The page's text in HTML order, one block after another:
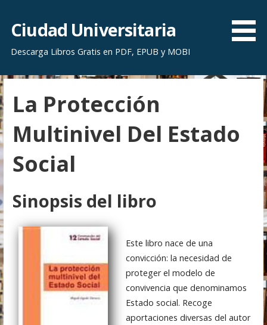
r
a
l
c
o
n
e
n
i
d
o
Ciudad Universitaria
Descarga Libros Gratis en PDF, EPUB y MOBI
La Protección
Multinivel Del Estado
Social
Sinopsis del libro
Este libro nace de una
convicción: la necesidad de
proteger el modelo de
convivencia que denominamos
Estado social. Recoge
aportaciones diversas del autor